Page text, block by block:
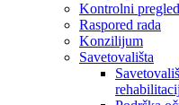
Kontrolni pregled
Raspored rada
Konzilijum
Savetovališta